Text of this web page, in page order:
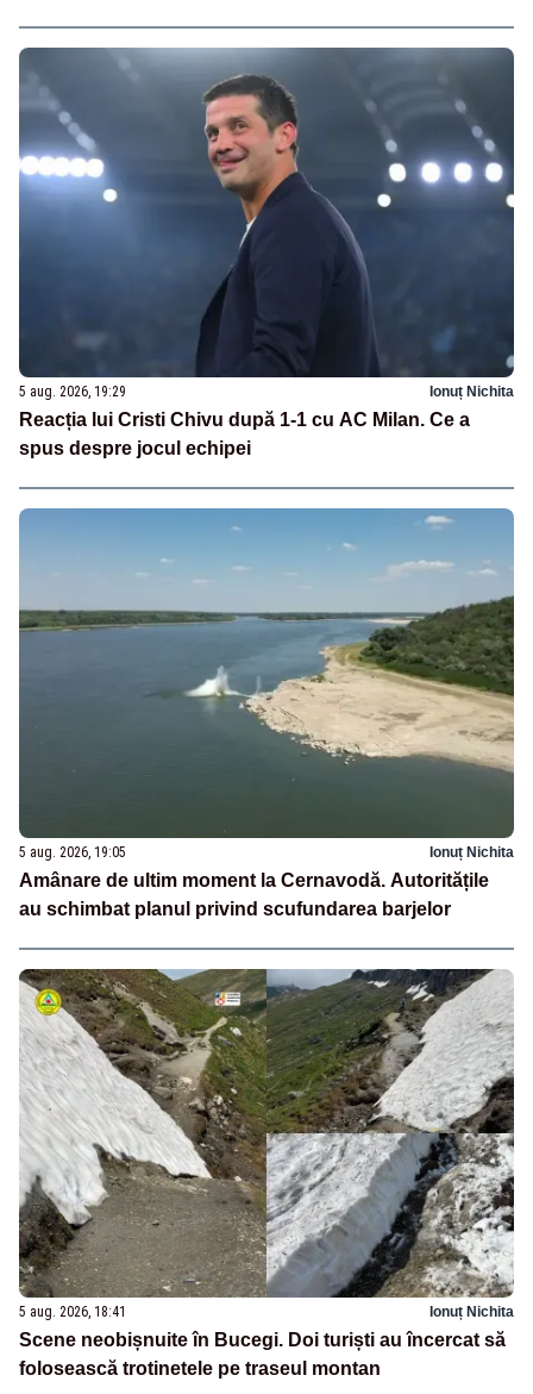
5 aug. 2026, 19:29 Ionuț Nichita
Reacția lui Cristi Chivu după 1-1 cu AC Milan. Ce a
spus despre jocul echipei
5 aug. 2026, 19:05 Ionuț Nichita
Amânare de ultim moment la Cernavodă. Autoritățile
au schimbat planul privind scufundarea barjelor
5 aug. 2026, 18:41 Ionuț Nichita
Scene neobișnuite în Bucegi. Doi turiști au încercat să
folosească trotinetele pe traseul montan